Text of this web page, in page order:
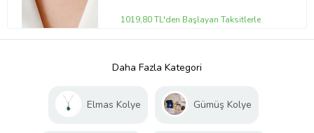
1019,80 TL'den Başlayan Taksitlerle
Daha Fazla Kategori
Elmas Kolye Gümüş Kolye